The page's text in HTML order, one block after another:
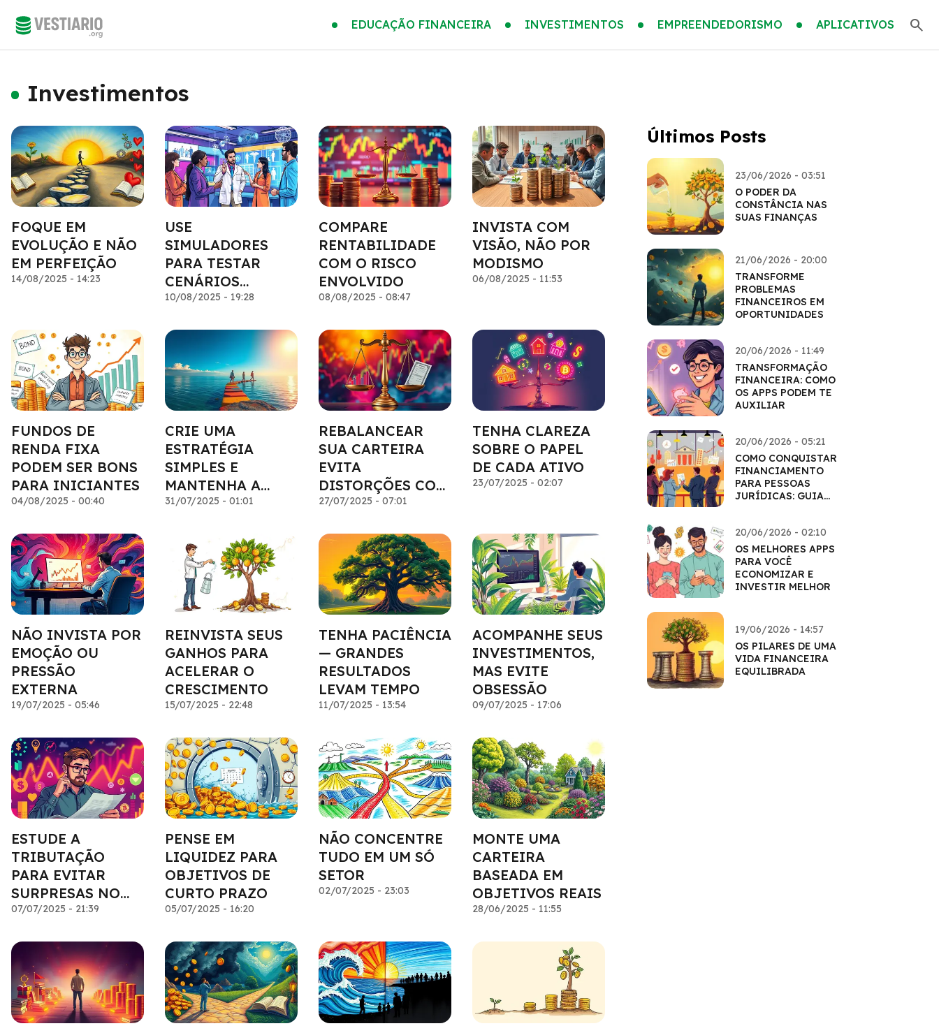
EDUCAÇÃO FINANCEIRA INVESTIMENTOS EMPREENDEDORISMO APLICATIVOS
Investimentos
FOQUE EM
EVOLUÇÃO E NÃO
EM PERFEIÇÃO
14/08/2025 - 14:23
USE
SIMULADORES
PARA TESTAR
CENÁRIOS
POSSÍVEIS
10/08/2025 - 19:28
COMPARE
RENTABILIDADE
COM O RISCO
ENVOLVIDO
08/08/2025 - 08:47
INVISTA COM
VISÃO, NÃO POR
MODISMO
06/08/2025 - 11:53
FUNDOS DE
RENDA FIXA
PODEM SER BONS
PARA INICIANTES
04/08/2025 - 00:40
CRIE UMA
ESTRATÉGIA
SIMPLES E
MANTENHA A
CONSISTÊNCIA
31/07/2025 - 01:01
REBALANCEAR
SUA CARTEIRA
EVITA
DISTORÇÕES COM
O TEMPO
27/07/2025 - 07:01
TENHA CLAREZA
SOBRE O PAPEL
DE CADA ATIVO
23/07/2025 - 02:07
NÃO INVISTA POR
EMOÇÃO OU
PRESSÃO
EXTERNA
19/07/2025 - 05:46
REINVISTA SEUS
GANHOS PARA
ACELERAR O
CRESCIMENTO
15/07/2025 - 22:48
TENHA PACIÊNCIA
— GRANDES
RESULTADOS
LEVAM TEMPO
11/07/2025 - 13:54
ACOMPANHE SEUS
INVESTIMENTOS,
MAS EVITE
OBSESSÃO
09/07/2025 - 17:06
ESTUDE A
TRIBUTAÇÃO
PARA EVITAR
SURPRESAS NO
RESGATE
07/07/2025 - 21:39
PENSE EM
LIQUIDEZ PARA
OBJETIVOS DE
CURTO PRAZO
05/07/2025 - 16:20
NÃO CONCENTRE
TUDO EM UM SÓ
SETOR
02/07/2025 - 23:03
MONTE UMA
CARTEIRA
BASEADA EM
OBJETIVOS REAIS
28/06/2025 - 11:55
Últimos Posts
23/06/2026 - 03:51
O PODER DA
CONSTÂNCIA NAS
SUAS FINANÇAS
21/06/2026 - 20:00
TRANSFORME
PROBLEMAS
FINANCEIROS EM
OPORTUNIDADES
20/06/2026 - 11:49
TRANSFORMAÇÃO
FINANCEIRA: COMO
OS APPS PODEM TE
AUXILIAR
20/06/2026 - 05:21
COMO CONQUISTAR
FINANCIAMENTO
PARA PESSOAS
JURÍDICAS: GUIA
20/06/2026 - 02:10
OS MELHORES APPS
PARA VOCÊ
ECONOMIZAR E
INVESTIR MELHOR
19/06/2026 - 14:57
OS PILARES DE UMA
VIDA FINANCEIRA
EQUILIBRADA